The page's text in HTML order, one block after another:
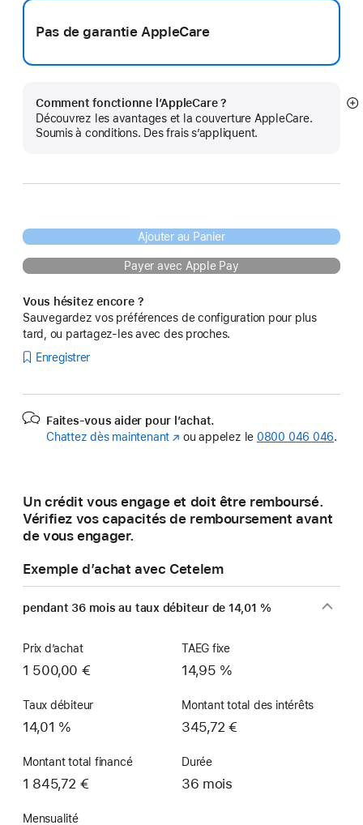
Pas de garantie AppleCare
Comment fonctionne l’AppleCare ?
Découvrez les avantages et la couverture AppleCare.
Soumis à conditions. Des frais s’appliquent.
Ajouter au Panier
Payer avec Apple Pay
Vous hésitez encore ?
Sauvegardez vos préférences de configuration pour plus
tard, ou partagez-les avec des proches.
Enregistrer
Faites-vous aider pour l’achat.
Chattez dès maintenant (s’ouvre
fenêtre)
ou appelez le 0800 046 046.
Un crédit vous engage et doit être remboursé.
Vérifiez vos capacités de remboursement avant
de vous engager.
Exemple d’achat avec Cetelem
pendant 36 mois au taux débiteur de 14,01 %
Prix d’achat
1 500,00 €
TAEG fixe
14,95 %
Taux débiteur
14,01 %
Montant total des intérêts
345,72 €
Montant total financé
1 845,72 €
Durée
36 mois
Mensualité